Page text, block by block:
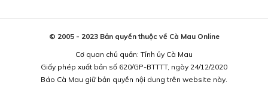
© 2005 - 2023 Bản quyền thuộc về Cà Mau Online
Cơ quan chủ quản: Tỉnh ủy Cà Mau
Giấy phép xuất bản số 620/GP-BTTTT, ngày 24/12/2020
Báo Cà Mau giữ bản quyền nội dung trên website này.